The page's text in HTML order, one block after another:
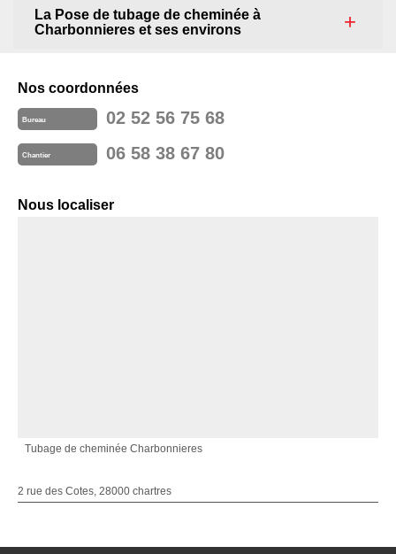
La Pose de tubage de cheminée à
Charbonnieres et ses environs
Nos coordonnées
Bureau 02 52 56 75 68
Chantier 06 58 38 67 80
Nous localiser
Tubage de cheminée Charbonnieres
2 rue des Cotes, 28000 chartres